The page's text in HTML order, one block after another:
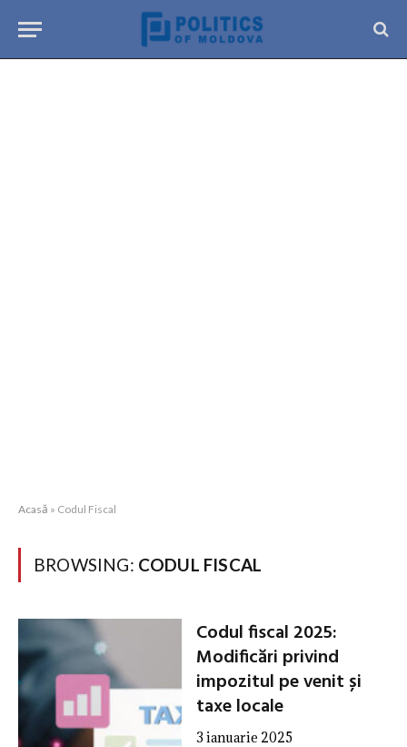
Acasă » Codul Fiscal
BROWSING: CODUL FISCAL
Codul fiscal 2025:
Modificări privind
impozitul pe venit și
taxe locale
3 ianuarie 2025